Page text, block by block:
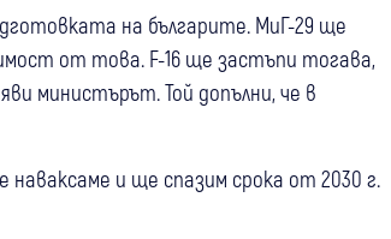
на българите. МиГ-29 ще
от това. F-16 ще застъпи тогава,
министърът. Той допълни, че в
наваксаме и ще спазим срока от 2030 г.